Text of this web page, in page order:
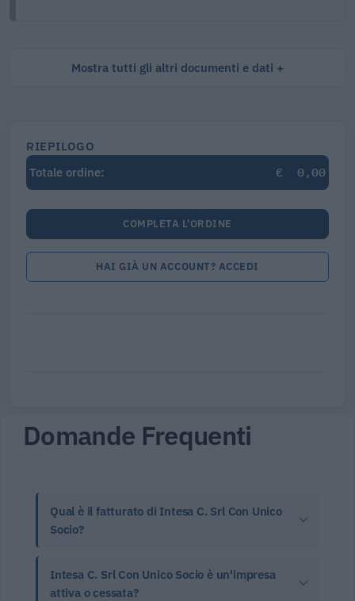
Mostra tutti gli altri documenti e dati
RIEPILOGO
Totale ordine:
€ 0,00
COMPLETA L'ORDINE
HAI GIÀ UN ACCOUNT? ACCEDI
Domande Frequenti
Qual è il fatturato di Intesa C. Srl Con Unico
Socio?
Intesa C. Srl Con Unico Socio è un'impresa
attiva o cessata?